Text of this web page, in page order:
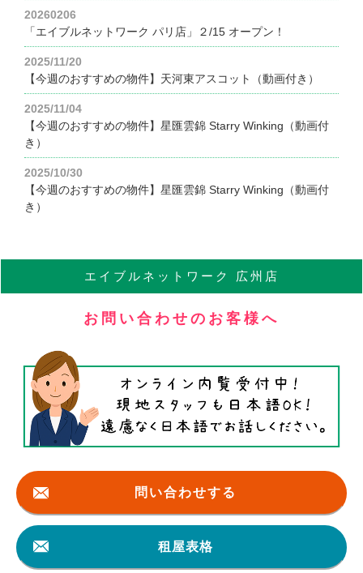
20260206
「エイブルネットワーク パリ店」２/15 オープン！
2025/11/20
【今週のおすすめの物件】天河東アスコット（動画付き）
2025/11/04
【今週のおすすめの物件】星匯雲錦 Starry Winking（動画付
き）
2025/10/30
【今週のおすすめの物件】星匯雲錦 Starry Winking（動画付
き）
エイブル ネットワーク 広州店
お問い合わせのお客様へ
問い合わせする
租屋表格